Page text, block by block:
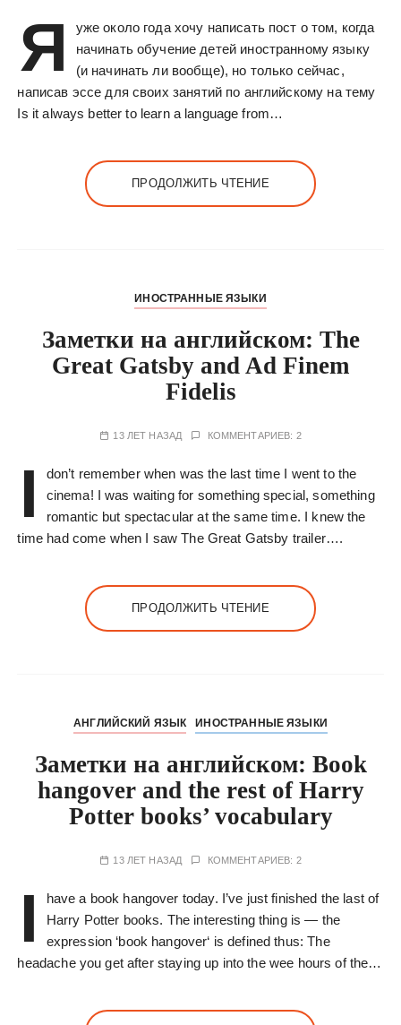
Я
уже около года хочу написать пост о том, когда
начинать обучение детей иностранному языку
(и начинать ли вообще), но только сейчас,
написав эссе для своих занятий по английскому на тему
Is it always better to learn a language from…
ПРОДОЛЖИТЬ ЧТЕНИЕ
ИНОСТРАННЫЕ ЯЗЫКИ
Заметки на английском: The
Great Gatsby and Ad Finem
Fidelis
13 ЛЕТ НАЗАД КОММЕНТАРИЕВ: 2
I
don’t remember when was the last time I went to the
cinema! I was waiting for something special, something
romantic but spectacular at the same time. I knew the
time had come when I saw The Great Gatsby trailer….
ПРОДОЛЖИТЬ ЧТЕНИЕ
АНГЛИЙСКИЙ ЯЗЫК ИНОСТРАННЫЕ ЯЗЫКИ
Заметки на английском: Book
hangover and the rest of Harry
Potter books’ vocabulary
13 ЛЕТ НАЗАД КОММЕНТАРИЕВ: 2
I
have a book hangover today. I’ve just finished the last of
Harry Potter books. The interesting thing is — the
expression ‘book hangover‘ is defined thus: The
headache you get after staying up into the wee hours of the…